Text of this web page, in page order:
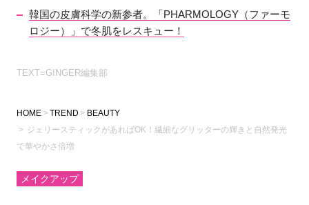
韓国の皮膚科学の新参者。「PHARMOLOGY（ファーモ
ロジー）」で冬肌をレスキュー！
TEXT=GINGER編集部
HOME TREND
BEAUTY
ジェリースティックがあればOK！繊細なグリッターの輝きと自然発光
で華やかさ倍増
メイクアップ